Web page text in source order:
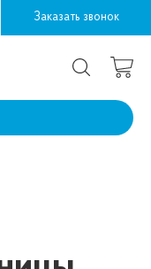
Заказать звонок